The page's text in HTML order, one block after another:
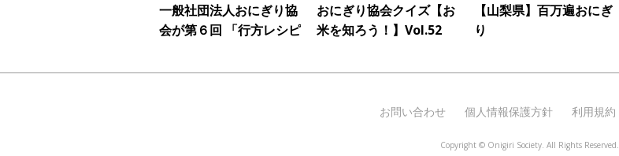
一般社団法人おにぎり協
会が第６回 「行方レシピ
し蓮根風おにぎり」を特
おにぎり協会クイズ【お
米を知ろう！】Vol.52
【山梨県】百万遍おにぎ
り
お問い合わせ 個人情報保護方針 利用規約
Copyright © Onigiri Society. All Rights Reserved.